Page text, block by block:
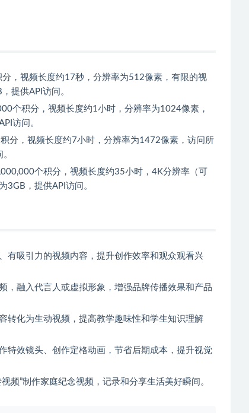
分，视频长度约17秒，分辨率为512像素，有限的视
提供API访问。
个积分，视频长度约1小时，分辨率为1024像素，
访问。
分，视频长度约7小时，分辨率为1472像素，访问所
个积分，视频长度约35小时，4K分辨率（可
3GB，提供API访问。
有吸引力的视频内容，提升创作效率和观众观看兴
，融入代言人或虚拟形象，增强品牌传播效果和产品
转化为生动视频，提高教学趣味性和学生知识理解
特效镜头、创作定格动画，节省后期成本，提升视觉
频”制作家庭纪念视频，记录和分享生活美好瞬间。